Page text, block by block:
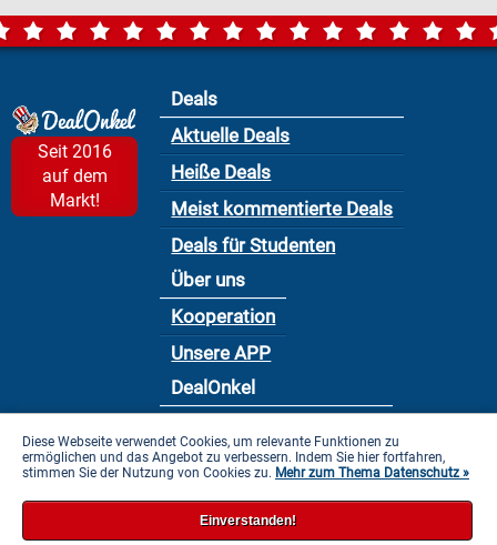
Seit 2016
auf dem
Markt!
Deals
Aktuelle Deals
Heiße Deals
Meist kommentierte Deals
Deals für Studenten
Über uns
Kooperation
Unsere APP
DealOnkel
Datenschutzbestimmung
Impressum
Diese Webseite verwendet Cookies, um relevante Funktionen zu
ermöglichen und das Angebot zu verbessern. Indem Sie hier fortfahren,
stimmen Sie der Nutzung von Cookies zu. Mehr zum Thema Datenschutz »